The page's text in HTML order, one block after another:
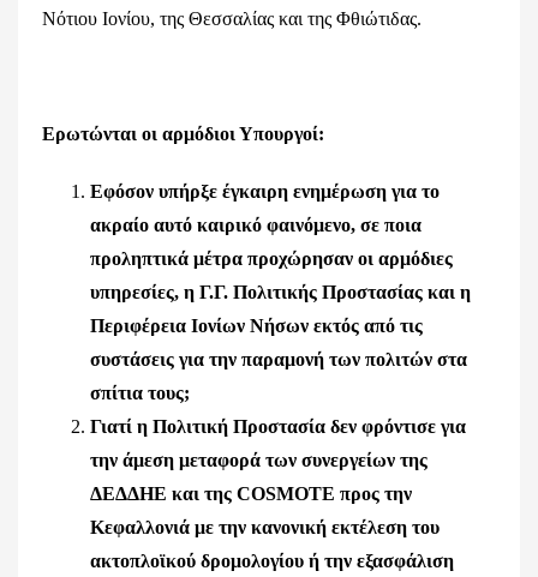
Νότιου Ιονίου, της Θεσσαλίας και της Φθιώτιδας.
Ερωτώνται οι αρμόδιοι Υπουργοί:
Εφόσον υπήρξε έγκαιρη ενημέρωση για το
ακραίο αυτό καιρικό φαινόμενο, σε ποια
προληπτικά μέτρα προχώρησαν οι αρμόδιες
υπηρεσίες, η Γ.Γ. Πολιτικής Προστασίας και η
Περιφέρεια Ιονίων Νήσων εκτός από τις
συστάσεις για την παραμονή των πολιτών στα
σπίτια τους;
Γιατί η Πολιτική Προστασία δεν φρόντισε για
την άμεση μεταφορά των συνεργείων της
ΔΕΔΔΗΕ και της COSMOTE προς την
Κεφαλλονιά με την κανονική εκτέλεση του
ακτοπλοϊκού δρομολογίου ή την εξασφάλιση